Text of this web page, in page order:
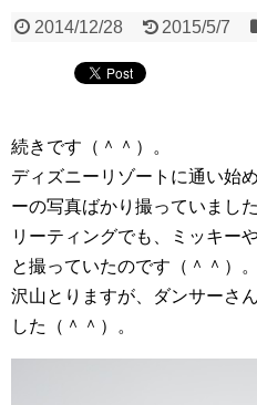
2014/12/28 2015/5/7
続きです（＾＾）。
ディズニーリゾートに通い始
ーの写真ばかり撮っていまし
リーティングでも、ミッキー
と撮っていたのです（＾＾）
沢山とりますが、ダンサーさ
した（＾＾）。